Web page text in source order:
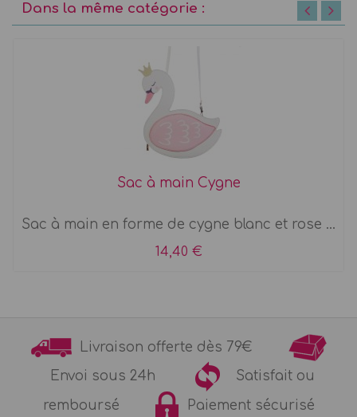
Dans la même catégorie :
Sac à main Cygne
Sac à main en forme de cygne blanc et rose ...
14,40 €
Livraison offerte dès 79€
Envoi sous 24h
Satisfait ou
remboursé
Paiement sécurisé